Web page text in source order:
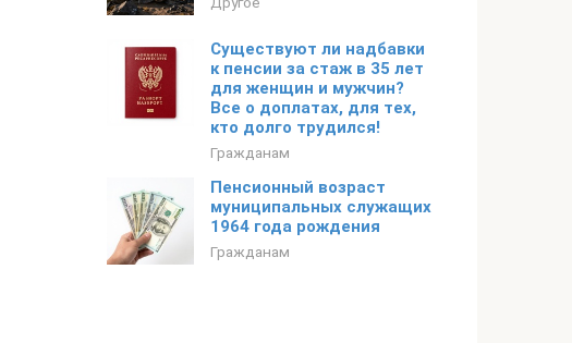
Существуют ли надбавки
к пенсии за стаж в 35 лет
для женщин и мужчин?
Все о доплатах, для тех,
кто долго трудился!
Гражданам
Пенсионный возраст
муниципальных служащих
1964 года рождения
Гражданам